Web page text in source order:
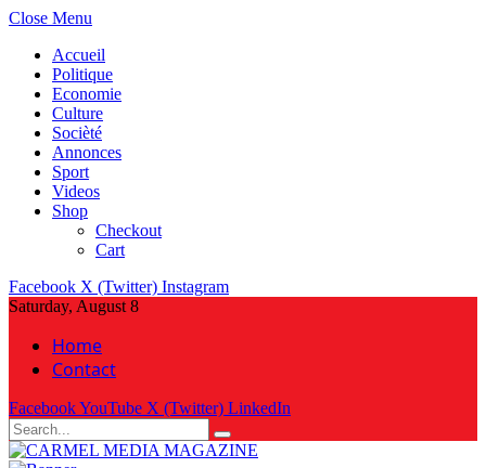
Close Menu
Accueil
Politique
Economie
Culture
Socièté
Annonces
Sport
Videos
Shop
Checkout
Cart
Facebook X (Twitter) Instagram
Saturday, August 8
Home
Contact
FacebookYouTube X (Twitter) LinkedIn